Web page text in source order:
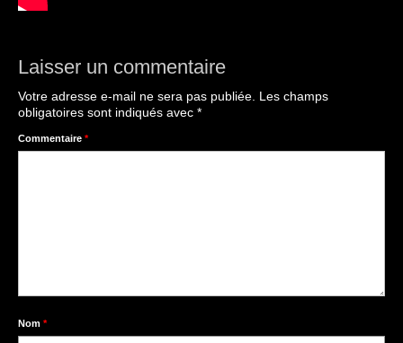
Laisser un commentaire
Votre adresse e-mail ne sera pas publiée. Les champs
obligatoires sont indiqués avec *
Commentaire *
Nom *